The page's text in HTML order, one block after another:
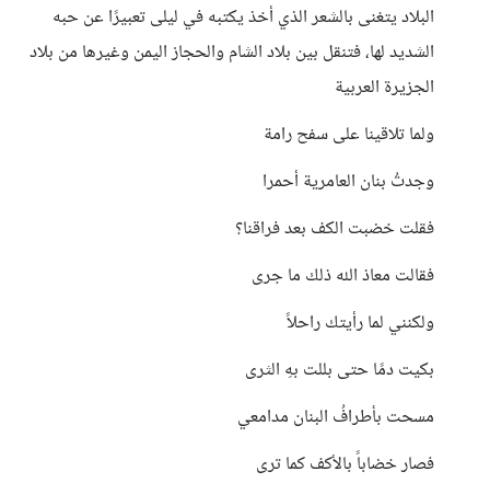
البلاد يتغنى بالشعر الذي أخذ يكتبه في ليلى تعبيرًا عن حبه
الشديد لها، فتنقل بين بلاد الشام والحجاز اليمن وغيرها من بلاد
الجزيرة العربية
ولما تلاقينا على سفح رامة
وجدتُ بنان العامرية أحمرا
فقلت خضبت الكف بعد فراقنا؟
فقالت معاذ الله ذلك ما جرى
ولكنني لما رأيتك راحلاً
بكيت دمًا حتى بللت بهِ الثرى
مسحت بأطرافُ البنان مدامعي
فصار خضاباً بالأكف كما ترى